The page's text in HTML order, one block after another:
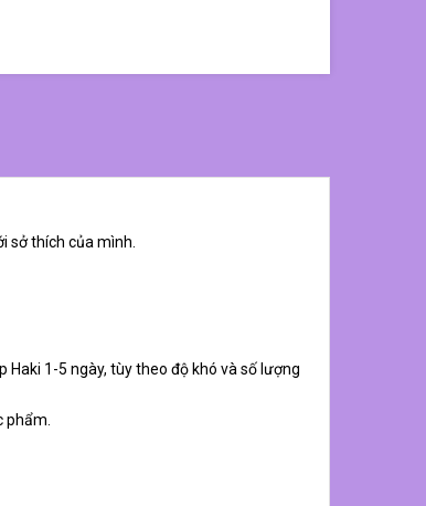
sở thích của mình.
1-5 ngày, tùy theo độ khó và số lượng
phẩm.